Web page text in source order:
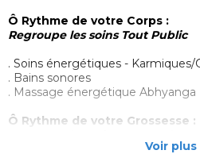
Ô Rythme de votre Corps :
Regroupe les soins Tout Public
. Soins énergétiques - Karmiques/
. Bains sonores
. Massage énergétique Abhyanga
Ô Rythme de votre Grossesse :
Voir plus